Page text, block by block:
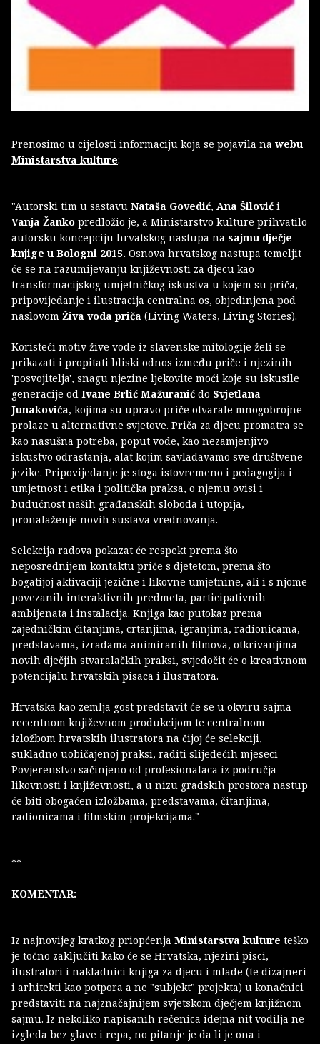
Prenosimo u cijelosti informaciju koja se pojavila na webu
Ministarstva kulture:
"Autorski tim u sastavu Nataša Govedić, Ana Šilović i
Vanja Žanko predložio je, a Ministarstvo kulture prihvatilo
autorsku koncepciju hrvatskog nastupa na sajmu dječje
knjige u Bologni 2015. Osnova hrvatskog nastupa temeljit
će se na razumijevanju književnosti za djecu kao
transformacijskog umjetničkog iskustva u kojem su priča,
pripovijedanje i ilustracija centralna os, objedinjena pod
naslovom Živa voda priča (Living Waters, Living Stories).
Koristeći motiv žive vode iz slavenske mitologije želi se
prikazati i propitati bliski odnos između priče i njezinih
'posvojitelja', snagu njezine ljekovite moći koje su iskusile
generacije od Ivane Brlić Mažuranić do Svjetlana
Junakovića, kojima su upravo priče otvarale mnogobrojne
prolaze u alternativne svjetove. Priča za djecu promatra se
kao nasušna potreba, poput vode, kao nezamjenjivo
iskustvo odrastanja, alat kojim savladavamo sve društvene
jezike. Pripovijedanje je stoga istovremeno i pedagogija i
umjetnost i etika i politička praksa, o njemu ovisi i
budućnost naših građanskih sloboda i utopija,
pronalaženje novih sustava vrednovanja.
Selekcija radova pokazat će respekt prema što
neposrednijem kontaktu priče s djetetom, prema što
bogatijoj aktivaciji jezične i likovne umjetnine, ali i s njome
povezanih interaktivnih predmeta, participativnih
ambijenata i instalacija. Knjiga kao putokaz prema
zajedničkim čitanjima, crtanjima, igranjima, radionicama,
predstavama, izradama animiranih filmova, otkrivanjima
novih dječjih stvaralačkih praksi, svjedočit će o kreativnom
potencijalu hrvatskih pisaca i ilustratora.
Hrvatska kao zemlja gost predstavit će se u okviru sajma
recentnom književnom produkcijom te centralnom
izložbom hrvatskih ilustratora na čijoj će selekciji,
sukladno uobičajenoj praksi, raditi slijedećih mjeseci
Povjerenstvo sačinjeno od profesionalaca iz područja
likovnosti i književnosti, a u nizu gradskih prostora nastup
će biti obogaćen izložbama, predstavama, čitanjima,
radionicama i filmskim projekcijama."
**
KOMENTAR:
Iz najnovijeg kratkog priopćenja Ministarstva kulture teško
je točno zaključiti kako će se Hrvatska, njezini pisci,
ilustratori i nakladnici knjiga za djecu i mlade (te dizajneri
i arhitekti kao potpora a ne "subjekt" projekta) u konačnici
predstaviti na najznačajnijem svjetskom dječjem knjižnom
sajmu. Iz nekoliko napisanih rečenica idejna nit vodilja ne
izgleda bez glave i repa, no pitanje je da li je ona i